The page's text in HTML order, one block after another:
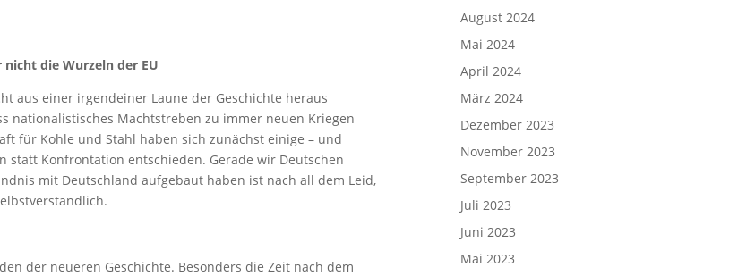
nicht die Wurzeln der EU
aus einer irgendeiner Laune der Geschichte heraus
nationalistisches Machtstreben zu immer neuen Kriegen
für Kohle und Stahl haben sich zunächst einige – und
statt Konfrontation entschieden. Gerade wir Deutschen
mit Deutschland aufgebaut haben ist nach all dem Leid,
der neueren Geschichte. Besonders die Zeit nach dem
August 2024
Mai 2024
April 2024
März 2024
Dezember 2023
November 2023
September 2023
Juli 2023
Juni 2023
Mai 2023